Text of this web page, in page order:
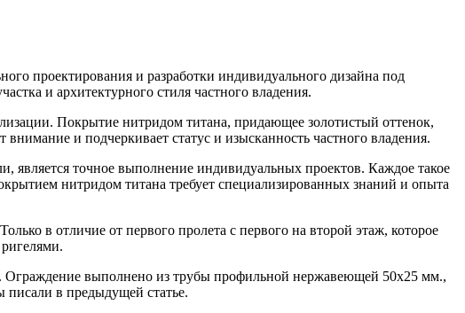
проектирования и разработки индивидуального дизайна под
и архитектурного стиля частного владения.
Покрытие нитридом титана, придающее золотистый оттенок,
и подчеркивает статус и изысканность частного владения.
является точное выполнение индивидуальных проектов. Каждое такое
нитридом титана требует специализированных знаний и опыта
в отличие от первого пролета с первого на второй этаж, которое
Ограждение выполнено из трубы профильной нержавеющей 50х25 мм.,
писали в предыдущей статье.